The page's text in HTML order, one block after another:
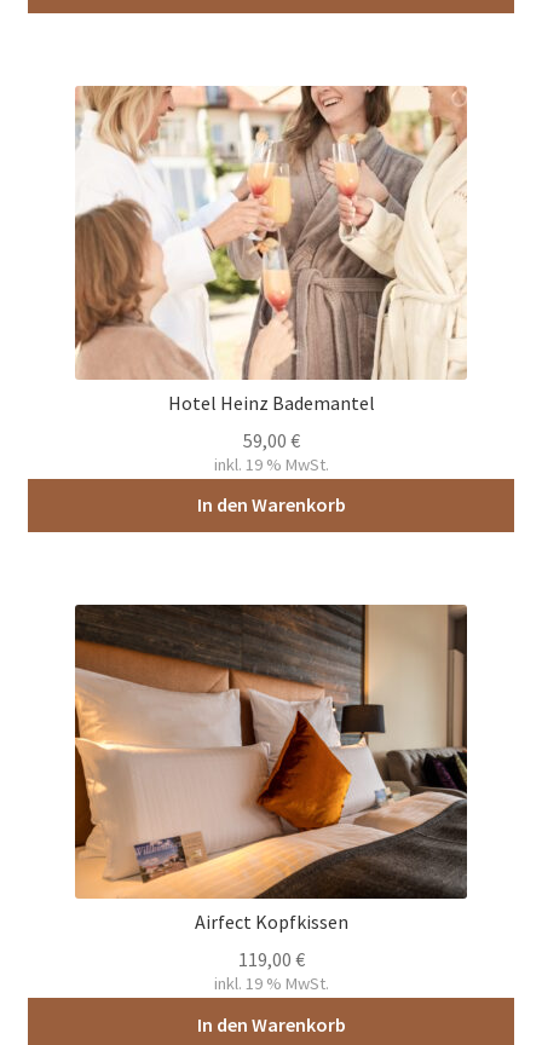
weist
mehrere
Varianten
auf.
Die
Optionen
können
auf
der
Produktseite
gewählt
Hotel Heinz Bademantel
59,00 €
inkl. 19 % MwSt.
In den Warenkorb
Airfect Kopfkissen
119,00 €
inkl. 19 % MwSt.
In den Warenkorb